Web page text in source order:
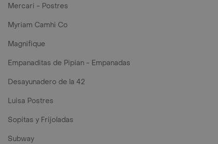
Mercari - Postres
Myriam Camhi Co
Magnifique
Empanaditas de Pipian - Empanadas
Desayunadero de la 42
Luisa Postres
Sopitas y Frijoladas
Subway